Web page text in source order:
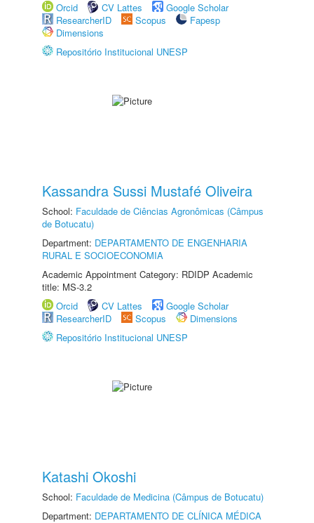
Orcid
CV Lattes
Google Scholar
ResearcherID
Scopus
Fapesp
Dimensions
Repositório Institucional UNESP
Kassandra Sussi Mustafé Oliveira
School: Faculdade de Ciências Agronômicas (Câmpus
de Botucatu)
Department: DEPARTAMENTO DE ENGENHARIA
RURAL E SOCIOECONOMIA
Academic Appointment Category: RDIDP Academic
title: MS-3.2
Orcid
CV Lattes
Google Scholar
ResearcherID
Scopus
Dimensions
Repositório Institucional UNESP
Katashi Okoshi
School: Faculdade de Medicina (Câmpus de Botucatu)
Department: DEPARTAMENTO DE CLÍNICA MÉDICA